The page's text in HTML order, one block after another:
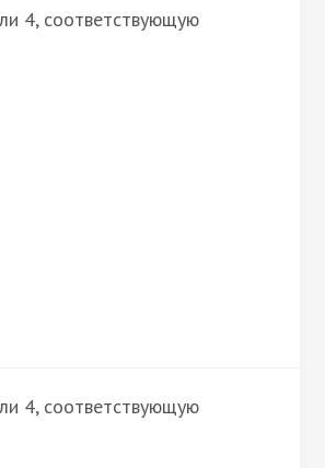
4, соответствующую
4, соответствующую